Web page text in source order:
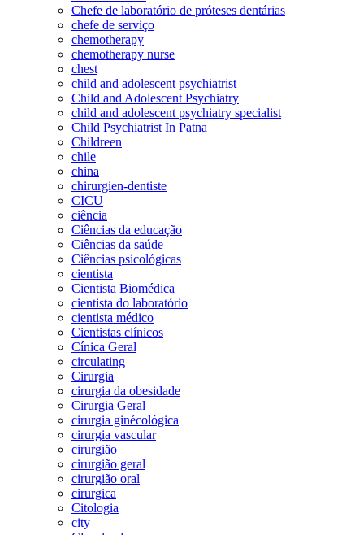
Chefe de laboratório de próteses dentárias
chefe de serviço
chemotherapy
chemotherapy nurse
chest
child and adolescent psychiatrist
Child and Adolescent Psychiatry
child and adolescent psychiatry specialist
Child Psychiatrist In Patna
Childreen
chile
china
chirurgien-dentiste
CICU
ciência
Ciências da educação
Ciências da saúde
Ciências psicológicas
cientista
Cientista Biomédica
cientista do laboratório
cientista médico
Cientistas clínicos
Cínica Geral
circulating
Cirurgia
cirurgia da obesidade
Cirurgia Geral
cirurgia ginécológica
cirurgia vascular
cirurgião
cirurgião geral
cirurgião oral
cirurgica
Citologia
city